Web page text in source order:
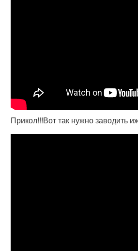
Прикол!!!Вот так нужно заводить